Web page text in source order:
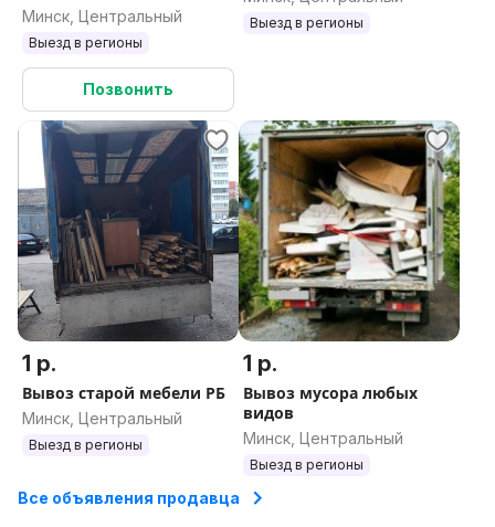
Минск, Центральный
Выезд в регионы
Позвонить
Выезд в регионы
1 р.
Вывоз старой мебели РБ
Минск, Центральный
Выезд в регионы
1 р.
Вывоз мусора любых
видов
Минск, Центральный
Выезд в регионы
Все объявления продавца